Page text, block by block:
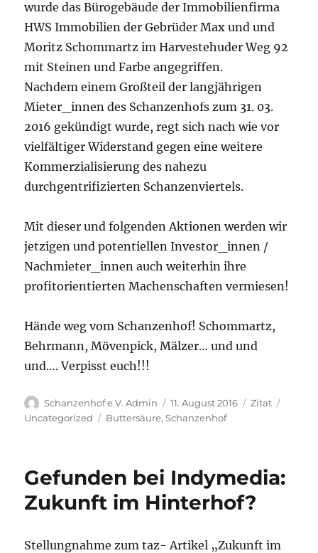
wurde das Bürogebäude der Immobilienfirma
HWS Immobilien der Gebrüder Max und und
Moritz Schommartz im Harvestehuder Weg 92
mit Steinen und Farbe angegriffen.
Nachdem einem Großteil der langjährigen
Mieter_innen des Schanzenhofs zum 31. 03.
2016 gekündigt wurde, regt sich nach wie vor
vielfältiger Widerstand gegen eine weitere
Kommerzialisierung des nahezu
durchgentrifizierten Schanzenviertels.
Mit dieser und folgenden Aktionen werden wir
jetzigen und potentiellen Investor_innen /
Nachmieter_innen auch weiterhin ihre
profitorientierten Machenschaften vermiesen!
Hände weg vom Schanzenhof! Schommartz,
Behrmann, Mövenpick, Mälzer… und und
und…. Verpisst euch!!!
Autor
Schanzenhof e.V. Admin
Veröffentlicht
am
11. August 2016 Format
Zitat
Uncategorized
Schlagwörter
Buttersäure,Schanzenhof
Gefunden bei Indymedia:
Zukunft im Hinterhof?
Stellungnahme zum taz- Artikel „Zukunft im